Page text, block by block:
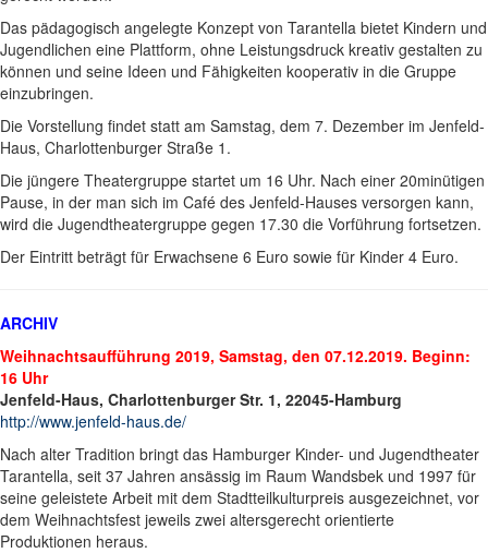
Das pädagogisch angelegte Konzept von Tarantella bietet Kindern und
Jugendlichen eine Plattform, ohne Leistungsdruck kreativ gestalten zu
können und seine Ideen und Fähigkeiten kooperativ in die Gruppe
einzubringen.
Die Vorstellung findet statt am Samstag, dem 7. Dezember im Jenfeld-
Haus, Charlottenburger Straße 1.
Die jüngere Theatergruppe startet um 16 Uhr. Nach einer 20minütigen
Pause, in der man sich im Café des Jenfeld-Hauses versorgen kann,
wird die Jugendtheatergruppe gegen 17.30 die Vorführung fortsetzen.
Der Eintritt beträgt für Erwachsene 6 Euro sowie für Kinder 4 Euro.
ARCHIV
Weihnachtsaufführung 2019, Samstag, den 07.12.2019. Beginn:
16 Uhr
Jenfeld-Haus, Charlottenburger Str. 1, 22045-Hamburg
http://www.jenfeld-haus.de/
Nach alter Tradition bringt das Hamburger Kinder- und Jugendtheater
Tarantella, seit 37 Jahren ansässig im Raum Wandsbek und 1997 für
seine geleistete Arbeit mit dem Stadtteilkulturpreis ausgezeichnet, vor
dem Weihnachtsfest jeweils zwei altersgerecht orientierte
Produktionen heraus.